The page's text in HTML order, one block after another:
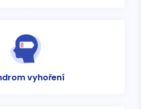
vyhoření